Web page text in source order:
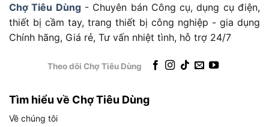
Điểm Nhận Dạng Nhanh Của Panasonic A-130JACK
Panasonic A-130JACK Gồm Những
Thông số kỹ thuật máy bơm Panasonic A-
130JACK gồm các nhóm thông số chính:
Chợ Tiêu Dùng- Chuyên bán Công cụ, dụng cụ điện,
thiết bị cầm tay, trang thiết bị công nghiệp - gia dụng
Chính hãng, Giá rẻ, Tư vấn nhiệt tình, hỗ trợ 24/7
Theo dõi Chợ Tiêu Dùng
Tìm hiểu về Chợ Tiêu Dùng
Về chúng tôi